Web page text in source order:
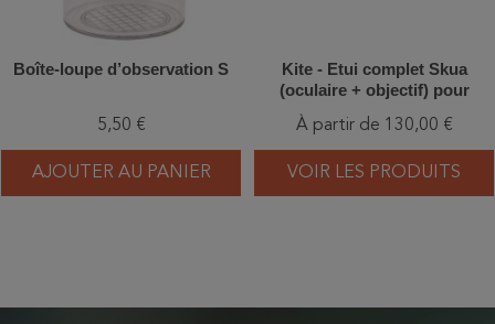
Boîte-loupe d’observation S
5,50 €
AJOUTER AU PANIER
Kite - Etui complet Skua
(oculaire + objectif) pour
longue-vue Swarovski ATX
À partir de 130,00 €
VOIR LES PRODUITS